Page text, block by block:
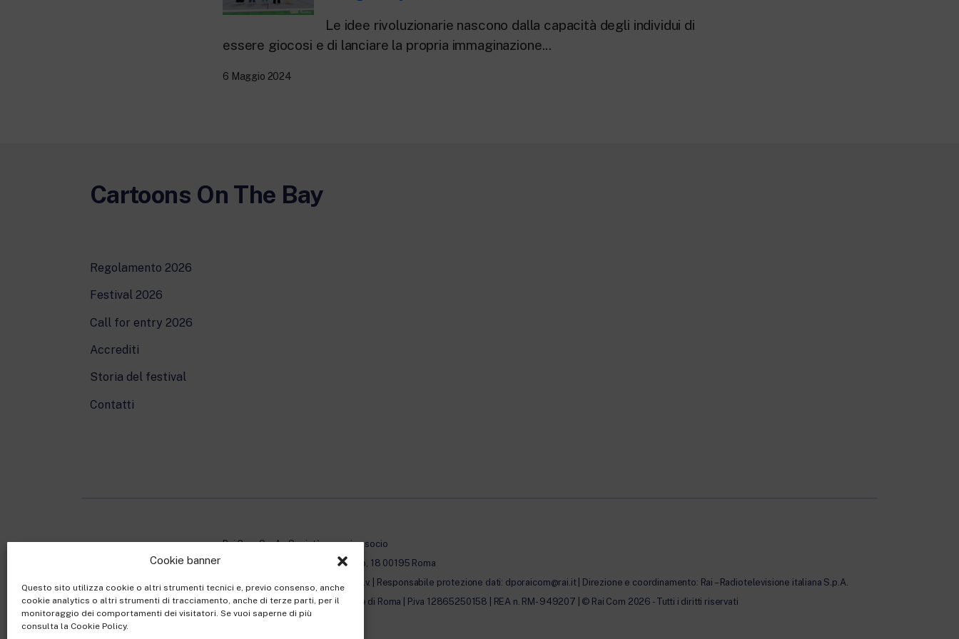
Cookie banner
Questo sito utilizza cookie o altri strumenti tecnici e, previo consenso, anche
cookie analytics o altri strumenti di tracciamento, anche di terze parti, per il
monitoraggio dei comportamenti dei visitatori. Se vuoi saperne di più
consulta la Cookie Policy.
Le idee rivoluzionarie nascono dalla capacità degli individui di
essere giocosi e di lanciare la propria immaginazione...
6 Maggio 2024
Cartoons On The Bay
Regolamento 2026
Festival 2026
Call for entry 2026
Accrediti
Storia del festival
Contatti
Rai Com S.p.A. - Società con unico socio
Sede Legale: Via Umberto Novaro, 18 00195 Roma
Capitale sociale €10.320.000,00 i.v. | Responsabile protezione dati: dporaicom@rai.it | Direzione e coordinamento: Rai – Radiotelevisione italiana S.p.A.
Ufficio del Registro delle Imprese di Roma | P.iva 12865250158 | REA n. RM- 949207 | © Rai Com 2026 - Tutti i diritti riservati